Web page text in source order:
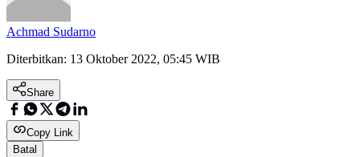
Achmad Sudarno
Diterbitkan: 13 Oktober 2022, 05:45 WIB
Share
Copy Link
Batal